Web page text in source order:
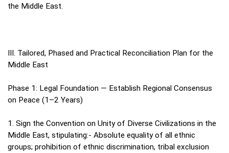
the Middle East.
III. Tailored, Phased and Practical Reconciliation Plan for the
Middle East
Phase 1: Legal Foundation — Establish Regional Consensus
on Peace (1–2 Years)
1. Sign the Convention on Unity of Diverse Civilizations in the
Middle East, stipulating:- Absolute equality of all ethnic
groups; prohibition of ethnic discrimination, tribal exclusion